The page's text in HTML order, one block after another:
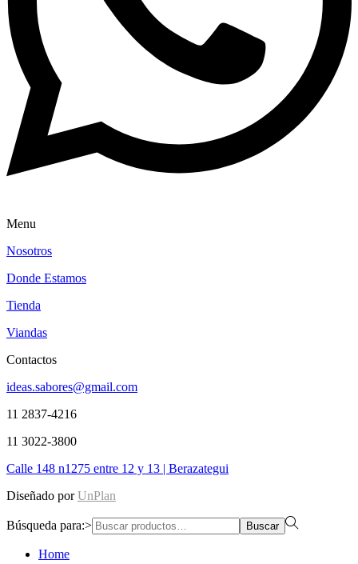
Menu
Nosotros
Donde Estamos
Tienda
Viandas
Contactos
ideas.sabores@gmail.com
11 2837-4216
11 3022-3800
Calle 148 n1275 entre 12 y 13 | Berazategui
Diseñado porUnPlan
Búsqueda para:> Buscar
Home